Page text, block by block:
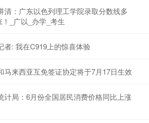
清：广东以色列理工学院录取分数线多
_广以_办学_考生
者: 我在C919上的惊喜体验
马来西亚互免签证协定将于7月17日生效
计局：6月份全国居民消费价格同比上涨